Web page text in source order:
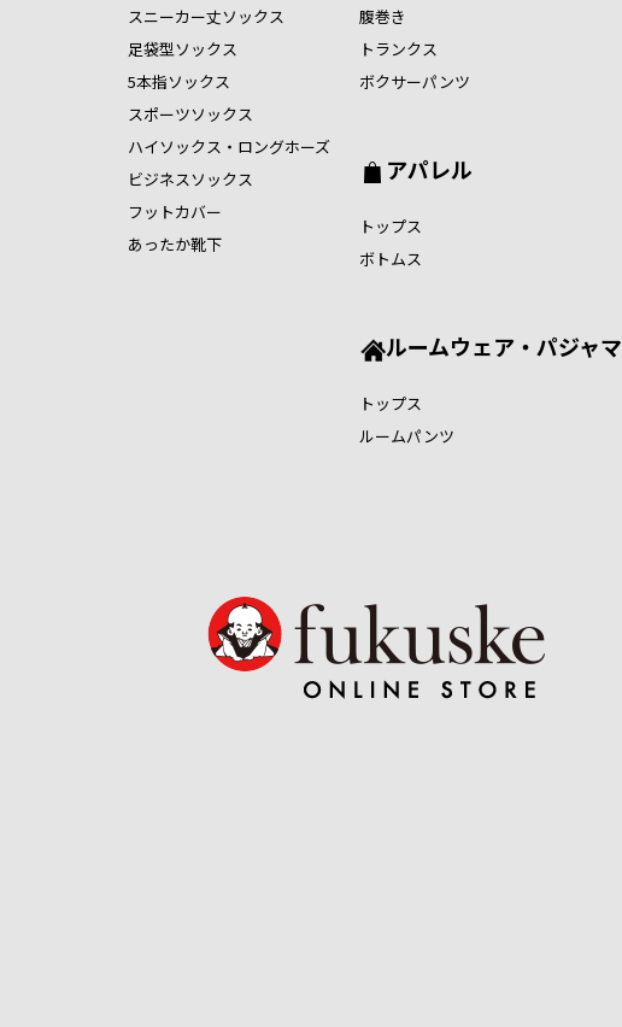
スニーカー丈ソックス
足袋型ソックス
5本指ソックス
スポーツソックス
ハイソックス・ロングホーズ
ビジネスソックス
フットカバー
あったか靴下
腹巻き
トランクス
ボクサーパンツ
アパレル
トップス
ボトムス
ルームウェア・パジャマ
トップス
ルームパンツ